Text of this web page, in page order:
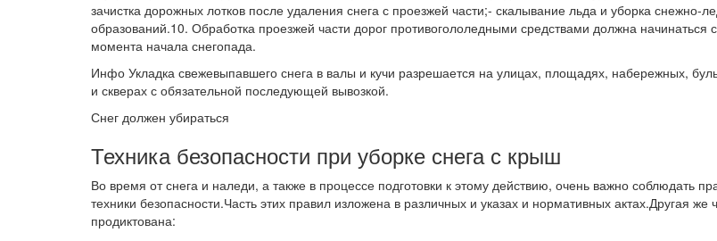
зачистка дорожных лотков после удаления снега с проезжей части;- скалывание льда и уборка снежно-
образований.10. Обработка проезжей части дорог противогололедными средствами должна начинаться с
момента начала снегопада.
Инфо Укладка свежевыпавшего снега в валы и кучи разрешается на улицах, площадях, набережных,
и скверах с обязательной последующей вывозкой.
Снег должен убираться
Техника безопасности при уборке снега с крыш
Во время от снега и наледи, а также в процессе подготовки к этому действию, очень важно соблюдать
техники безопасности.Часть этих правил изложена в различных и указах и нормативных актах.Другая же
продиктована: